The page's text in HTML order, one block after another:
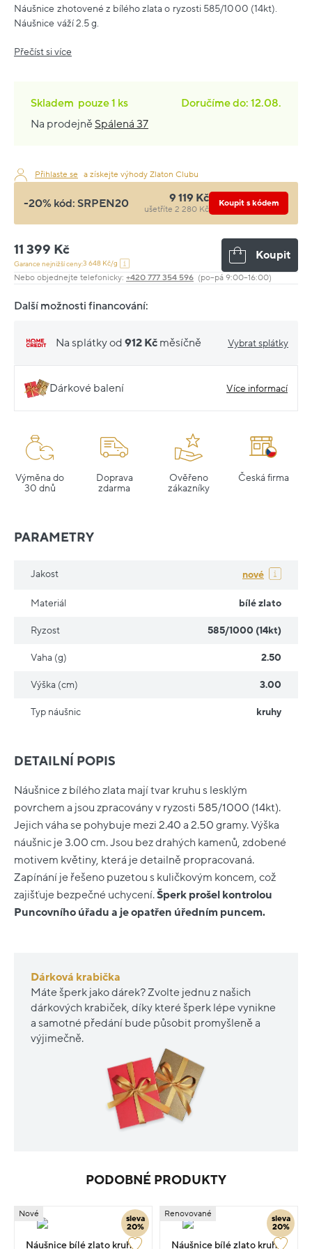
Náušnice zhotovené z bílého zlata o ryzosti 585/1000 (14kt).
Náušnice váží 2.5 g.
Přečíst si více
Skladem pouze1 ks
Doručíme do: 12.08.
Na prodejně Spálená 37
Přihlaste se a získejte výhody Zlaton Clubu
-20% kód: SRPEN20 9 119 Kč
ušetříte 2 280 Kč
Koupit s kódem
11 399 Kč
Garance nejnižší ceny:3 648 Kč/g
Koupit
Nebo objednejte telefonicky: +420 777 354 596 (po–pá 9:00–16:00)
Další možnosti financování:
Na splátky od 912 Kč měsíčně Vybrat splátky
Dárkové balení Více informací
Výměna do
30 dnů
Doprava
zdarma
Ověřeno
zákazníky
Česká firma
DETAILNÍ POPIS
Náušnice z bílého zlata mají tvar kruhu s lesklým
povrchem a jsou zpracovány v ryzosti 585/1000 (14kt).
Jejich váha se pohybuje mezi 2.40 a 2.50 gramy. Výška
náušnic je 3.00 cm. Jsou bez drahých kamenů, zdobené
motivem květiny, která je detailně propracovaná.
Zapínání je řešeno puzetou s kuličkovým koncem, což
zajišťuje bezpečné uchycení.Šperk prošel kontrolou
Puncovního úřadu a je opatřen úředním puncem.
Dárková krabička
Máte šperk jako dárek? Zvolte jednu z našich
dárkových krabiček, díky které šperk lépe vynikne
a samotné předání bude působit promyšleně a
výjimečně.
PARAMETRY
Jakost nové
Materiál bílé zlato
Ryzost 585/1000 (14kt)
Vaha (g) 2.50
Výška (cm) 3.00
Typ náušnic kruhy
PODOBNÉ PRODUKTY
sleva
20%
Nové
Náušnice bílé zlato kruhy
sleva
20%
Renovované
Náušnice bílé zlato kruhy